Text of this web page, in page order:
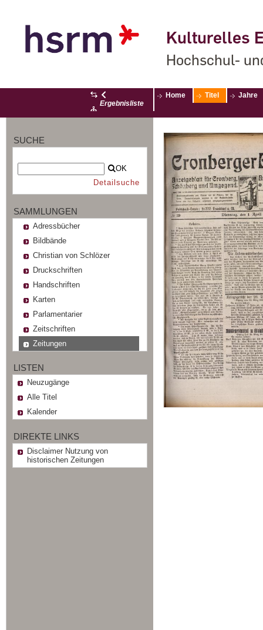
Kulturelles
Hochschul-
Ergebnisliste
Home Titel Jahre
SUCHE
OK
Detailsuche
SAMMLUNGEN
Adressbücher
Bildbände
Christian von Schlözer
Druckschriften
Handschriften
Karten
Parlamentarier
Zeitschriften
Zeitungen
LISTEN
Neuzugänge
Alle Titel
Kalender
DIREKTE LINKS
Disclaimer Nutzung von
historischen Zeitungen